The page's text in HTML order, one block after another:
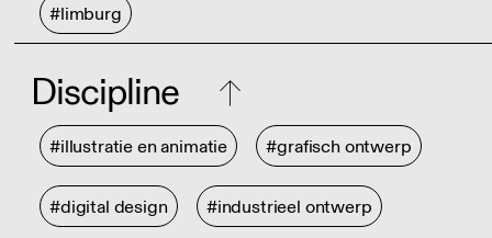
#limburg
Discipline
#illustratie en animatie #grafisch ontwerp
#digital design #industrieel ontwerp